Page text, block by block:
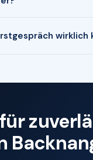
wirklich